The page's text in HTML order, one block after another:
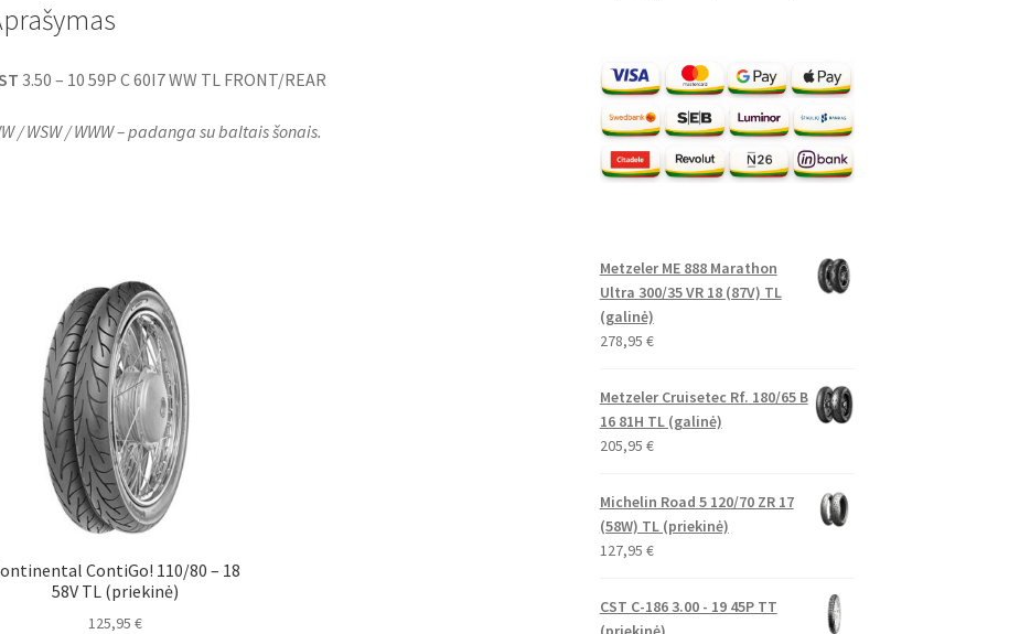
k
3.50 – 10 59P C 60I7 WW TL FRONT/REAR
/ WSW / WWW – padanga su baltais šonais.
ContiGo! 110/80 – 18
58V TL (priekinė)
125,95 €
Metzeler ME 888 Marathon
Ultra 300/35 VR 18 (87V) TL
(galinė)
278,95 €
Metzeler Cruisetec Rf. 180/65 B
16 81H TL (galinė)
205,95 €
Michelin Road 5 120/70 ZR 17
(58W) TL (priekinė)
127,95 €
CST C-186 3.00 - 19 45P TT